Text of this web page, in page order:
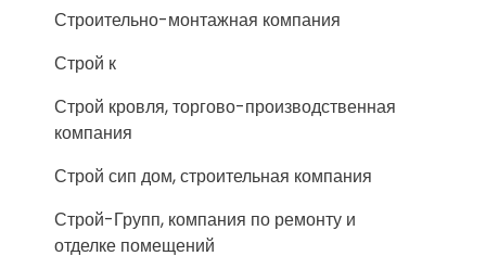
Строительно-монтажная компания
Строй к
Строй кровля, торгово-производственная
компания
Строй сип дом, строительная компания
Строй-Групп, компания по ремонту и
отделке помещений